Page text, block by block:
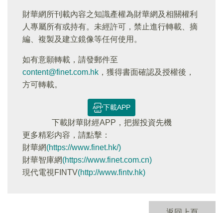
財華網所刊載內容之知識產權為財華網及相關權利
人專屬所有或持有。未經許可，禁止進行轉載、摘
編、複製及建立鏡像等任何使用。
如有意願轉載，請發郵件至
content@finet.com.hk ，獲得書面確認及授權後，
方可轉載。
下載APP
下載財華財經APP，把握投資先機
更多精彩内容，請點擊：
財華網(https://www.finet.hk/)
財華智庫網(https://www.finet.com.cn)
現代電視FINTV(http://www.fintv.hk)